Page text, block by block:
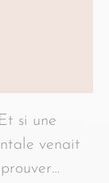
si une
venait